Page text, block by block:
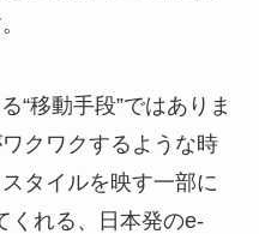
“移動手段”ではありま
クワクするような時
タイルを映す一部に
くれる、日本発のe-